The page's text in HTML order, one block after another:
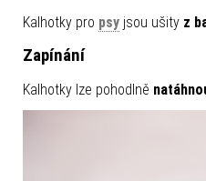
Kalhotky pro psy jsou ušity z
Zapínání
Kalhotky lze pohodlně